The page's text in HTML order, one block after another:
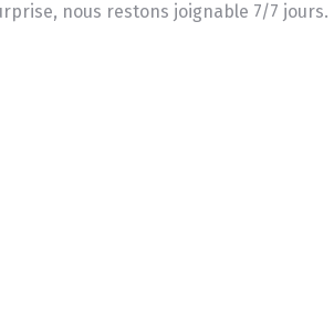
nous restons joignable 7/7 jours.